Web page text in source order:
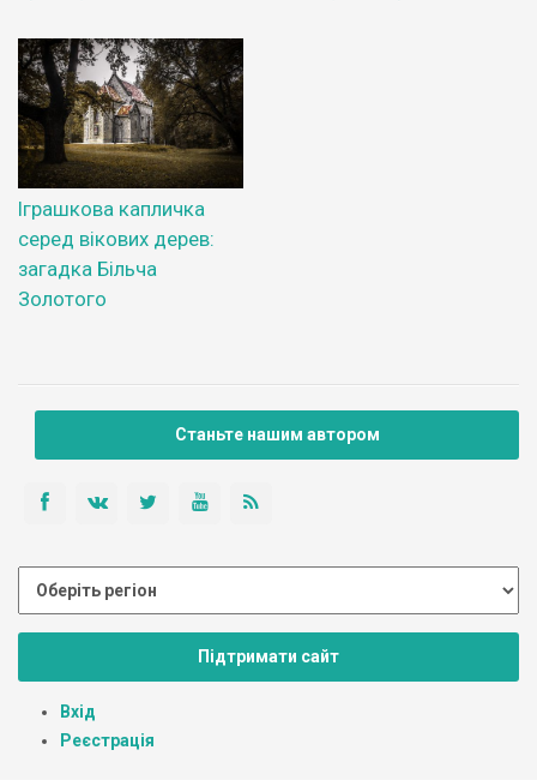
Іграшкова капличка
серед вікових дерев:
загадка Більча
Золотого
Станьте нашим автором
Підтримати сайт
Вхід
Реєстрація